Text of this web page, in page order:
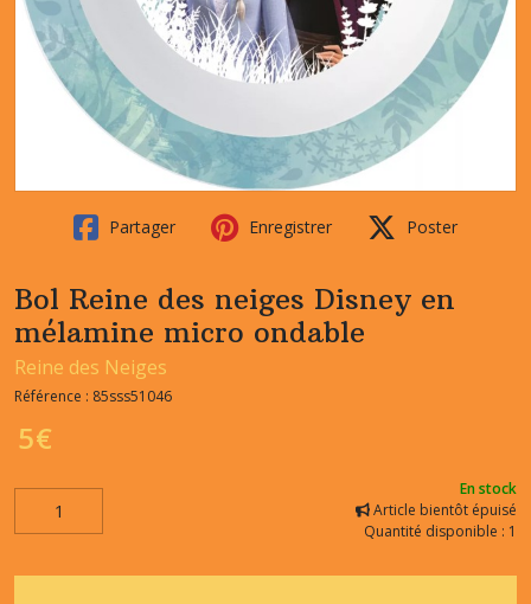
Partager Enregistrer Poster
Bol Reine des neiges Disney en
mélamine micro ondable
Reine des Neiges
Référence : 85sss51046
5€
En stock
Article bientôt épuisé
Quantité disponible : 1